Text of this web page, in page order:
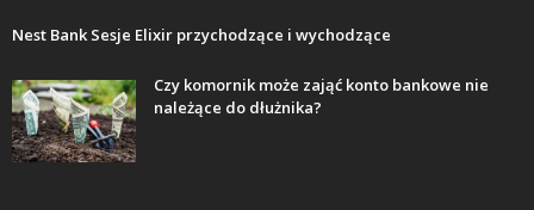
Nest Bank Sesje Elixir przychodzące i wychodzące
Czy komornik może zająć konto bankowe nie
należące do dłużnika?